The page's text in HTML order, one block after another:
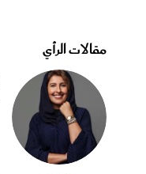
مقالات الرأي